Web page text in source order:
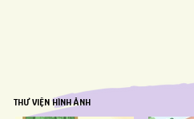
THƯ VIỆN HÌNH ẢNH